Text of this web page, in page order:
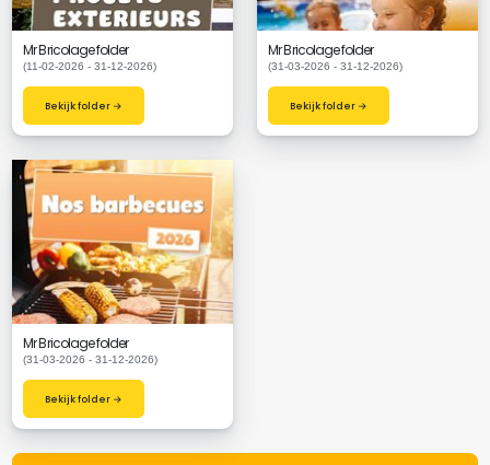
Mr Bricolage folder
(11-02-2026 - 31-12-2026)
Bekijk folder →
Mr Bricolage folder
(31-03-2026 - 31-12-2026)
Bekijk folder →
Mr Bricolage folder
(31-03-2026 - 31-12-2026)
Bekijk folder →